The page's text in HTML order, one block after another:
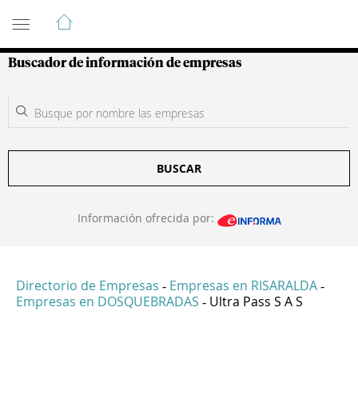
Guía de Empresas Colombianas
Buscador de información de empresas
BUSCAR
Información ofrecida por:
Directorio de Empresas - Empresas en RISARALDA -
Empresas en DOSQUEBRADAS - Ultra Pass S A S